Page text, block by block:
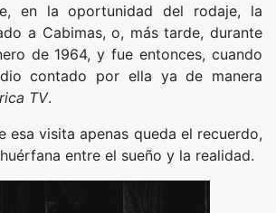
en la oportunidad del rodaje, la
a Cabimas, o, más tarde, durante
de 1964, y fue entonces, cuando
contado por ella ya de manera
TV.
esa visita apenas queda el recuerdo,
entre el sueño y la realidad.